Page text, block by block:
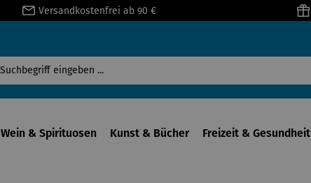
Versandkostenfrei ab 90 €
Wein & Spirituosen Kunst & Bücher Freizeit & Gesundheit